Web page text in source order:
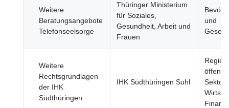
Weitere
Beratungsangebote
Telefonseelsorge
Thüringer Ministerium
für Soziales,
Gesundheit, Arbeit und
Frauen
und
Weitere
Rechtsgrundlagen
der IHK
Südthüringen
IHK Südthüringen Suhl
Sektor,